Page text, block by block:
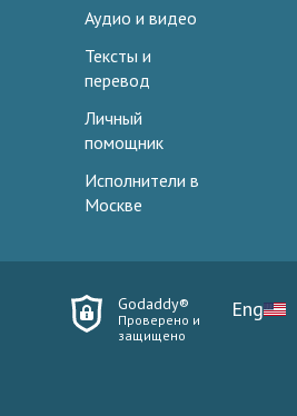
Аудио и видео
Тексты и
перевод
Личный
помощник
Исполнители в
Москве
Godaddy®
Проверено и
защищено
Eng